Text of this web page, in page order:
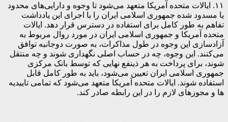
۱۱. ایالات متحده آمریکا متعهد می‌شود تا وجوه و دارایی‌های محدود
یا مسدود شده جمهوری اسلامی ایران را با اجرای این یادداشت
تفاهم به طور کامل برای استفاده در دسترس قرار دهد. ایالات
متحده آمریکا و جمهوری اسلامی ایران در مورد روال مربوط به
آزادسازی این وجوه در طول مذاکرات، به صورت دوجانبه توافق
می‌کنند. این وجوه، چه در حساب اصلی نگهداری شوند و چه منتقل
شوند، برای پرداخت به هر ذینفع نهایی که توسط بانک مرکزی
جمهوری اسلامی ایران تعیین می‌شود، باید به طور کامل قابل
استفاده شوند. ایالات متحده آمریکا متعهد می‌شود که تمامی تاییدیه
ها و مجوزهای لازم را در این رابطه صادر کند.